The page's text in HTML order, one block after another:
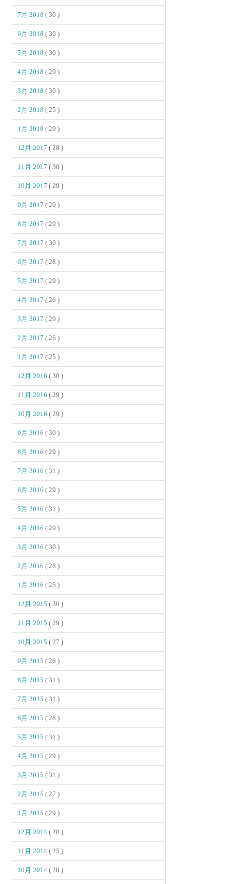
7月 2018( 30 )
6月 2018( 30 )
5月 2018( 30 )
4月 2018( 29 )
3月 2018( 30 )
2月 2018( 25 )
1月 2018( 29 )
12月 2017( 28 )
11月 2017( 30 )
10月 2017( 29 )
9月 2017( 29 )
8月 2017( 29 )
7月 2017( 30 )
6月 2017( 28 )
5月 2017( 29 )
4月 2017( 26 )
3月 2017( 29 )
2月 2017( 26 )
1月 2017( 25 )
12月 2016( 30 )
11月 2016( 29 )
10月 2016( 29 )
9月 2016( 30 )
8月 2016( 29 )
7月 2016( 31 )
6月 2016( 29 )
5月 2016( 31 )
4月 2016( 29 )
3月 2016( 30 )
2月 2016( 28 )
1月 2016( 25 )
12月 2015( 30 )
11月 2015( 29 )
10月 2015( 27 )
9月 2015( 26 )
8月 2015( 31 )
7月 2015( 31 )
6月 2015( 28 )
5月 2015( 31 )
4月 2015( 29 )
3月 2015( 31 )
2月 2015( 27 )
1月 2015( 29 )
12月 2014( 28 )
11月 2014( 25 )
10月 2014( 28 )